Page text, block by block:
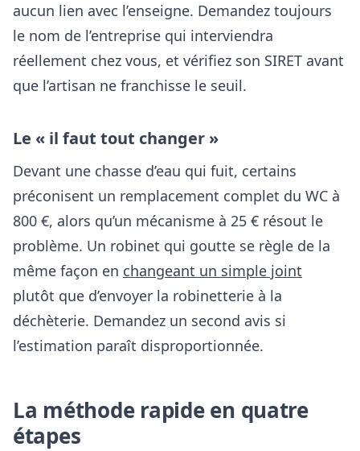
aucun lien avec l’enseigne. Demandez toujours
le nom de l’entreprise qui interviendra
réellement chez vous, et vérifiez son SIRET avant
que l’artisan ne franchisse le seuil.
Le « il faut tout changer »
Devant une chasse d’eau qui fuit, certains
préconisent un remplacement complet du WC à
800 €, alors qu’un mécanisme à 25 € résout le
problème. Un robinet qui goutte se règle de la
même façon en changeant un simple joint
plutôt que d’envoyer la robinetterie à la
déchèterie. Demandez un second avis si
l’estimation paraît disproportionnée.
La méthode rapide en quatre
étapes